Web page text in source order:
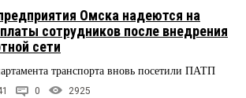
Омска надеются на
сотрудников после внедрения
сети
транспорта вновь посетили ПАТП
0 2925